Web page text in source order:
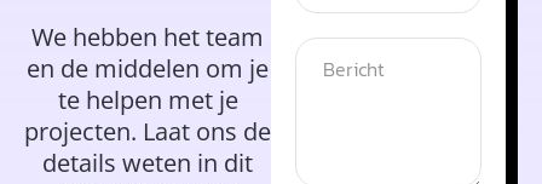
We hebben het team
en de middelen om je
te helpen met je
projecten. Laat ons de
details weten in dit